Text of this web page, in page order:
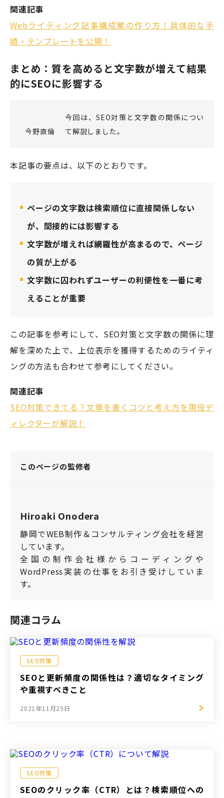
関連記事
Webライティング記事構成案の作り方！具体的な手
順・テンプレートを公開！
まとめ：質を高めると文字数が増えて結果
的にSEOに影響する
今野直倫
今回は、SEO対策と文字数の関係につい
て解説しました。
本記事の要点は、以下のとおりです。
ページの文字数は検索順位に直接関係しない
が、間接的には影響する
文字数が増えれば網羅性が高まるので、ページ
の質が上がる
文字数に囚われずユーザーの利便性を一番に考
えることが重要
この記事を参考にして、SEO対策と文字数の関係に理
解を深めた上で、上位表示を獲得するためのライティ
ングの方法も合わせて参考にしてください。
関連記事
SEO対策できてる？文章を書くコツと考え方を現役デ
ィレクターが解説！
このページの監修者
Hiroaki Onodera
静岡でWEB制作＆コンサルティング会社を経営
しています。
全国の制作会社様からコーディングや
WordPress実装の仕事をお引き受けしていま
す。
関連コラム
SEO対策
SEOと更新頻度の関係性は？適切なタイミング
や重視すべきこと
2021年11月25日
SEO対策
SEOのクリック率（CTR）とは？検索順位への